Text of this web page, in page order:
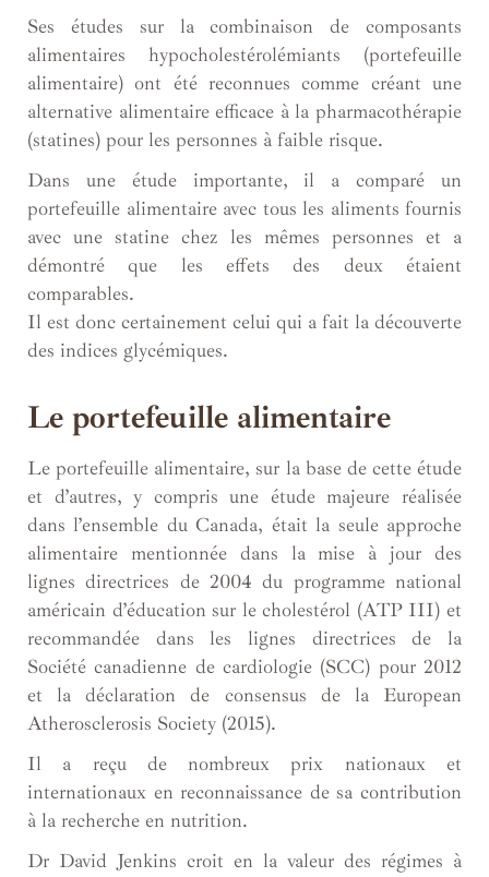
Ses études sur la combinaison de composants
alimentaires hypocholestérolémiants (portefeuille
alimentaire) ont été reconnues comme créant une
alternative alimentaire efficace à la pharmacothérapie
(statines) pour les personnes à faible risque.
Dans une étude importante, il a comparé un
portefeuille alimentaire avec tous les aliments fournis
avec une statine chez les mêmes personnes et a
démontré que les effets des deux étaient
comparables.
Il est donc certainement celui qui a fait la découverte
des indices glycémiques.
Le portefeuille alimentaire
Le portefeuille alimentaire, sur la base de cette étude
et d’autres, y compris une étude majeure réalisée
dans l’ensemble du Canada, était la seule approche
alimentaire mentionnée dans la mise à jour des
lignes directrices de 2004 du programme national
américain d’éducation sur le cholestérol (ATP III) et
recommandée dans les lignes directrices de la
Société canadienne de cardiologie (SCC) pour 2012
et la déclaration de consensus de la European
Atherosclerosis Society (2015).
Il a reçu de nombreux prix nationaux et
internationaux en reconnaissance de sa contribution
à la recherche en nutrition.
Dr David Jenkins croit en la valeur des régimes à